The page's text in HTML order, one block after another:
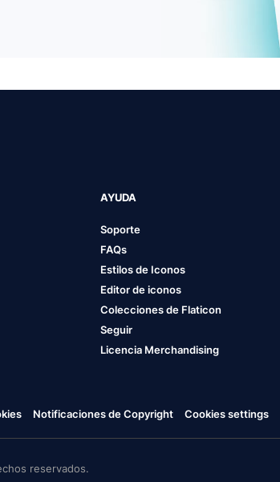
AYUDA
Soporte
FAQs
Estilos de Iconos
Editor de iconos
Colecciones de Flaticon
Seguir
Licencia Merchandising
Notificaciones de Copyright Cookies settings
reservados.